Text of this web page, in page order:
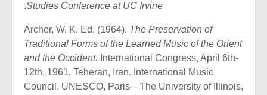
Studies Conference at UC Irvine
.
Archer, W. K. Ed. (1964). The Preservation of
Traditional Forms of the Learned Music of the Orient
and the Occident. International Congress, April 6th-
12th, 1961, Teheran, Iran. International Music
Council, UNESCO, Paris—The University of Illinois,